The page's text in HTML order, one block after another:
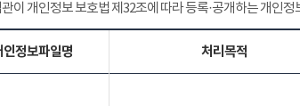
이 개인정보 보호법 제32조에 따라 등록·공개하는 개인
인정보파일명 처리목적